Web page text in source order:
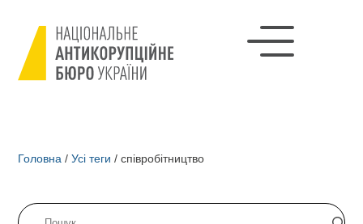
Головна / Усі теги / співробітництво